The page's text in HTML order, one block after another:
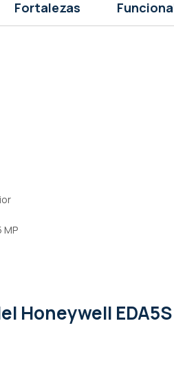
Fortalezas
MP
Honeywell